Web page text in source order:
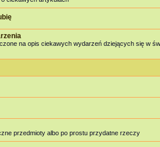
na opis ciekawych wydarzeń dziejących się w
przedmioty albo po prostu przydatne rzeczy